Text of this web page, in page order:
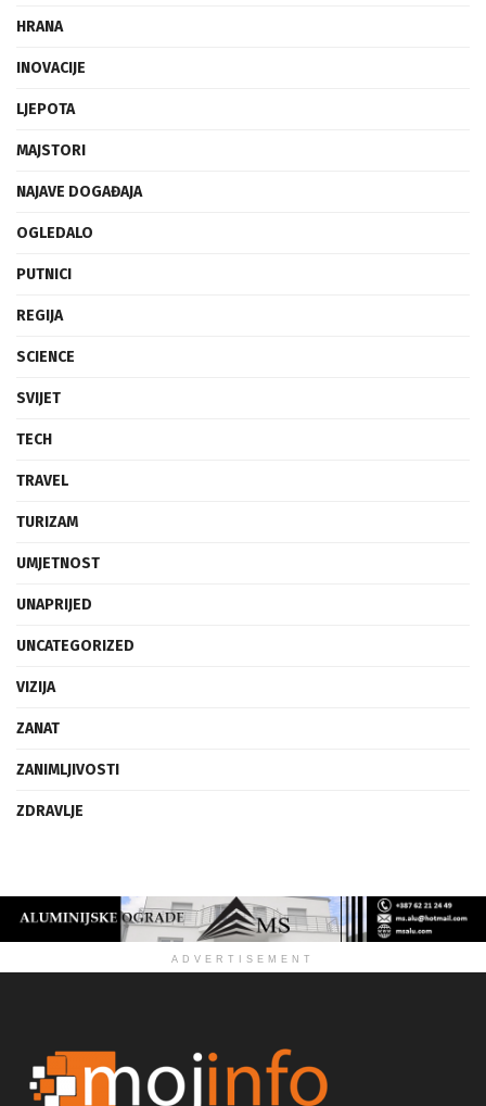
HRANA
INOVACIJE
LJEPOTA
MAJSTORI
NAJAVE DOGAĐAJA
OGLEDALO
PUTNICI
REGIJA
SCIENCE
SVIJET
TECH
TRAVEL
TURIZAM
UMJETNOST
UNAPRIJED
UNCATEGORIZED
VIZIJA
ZANAT
ZANIMLJIVOSTI
ZDRAVLJE
ADVERTISEMENT